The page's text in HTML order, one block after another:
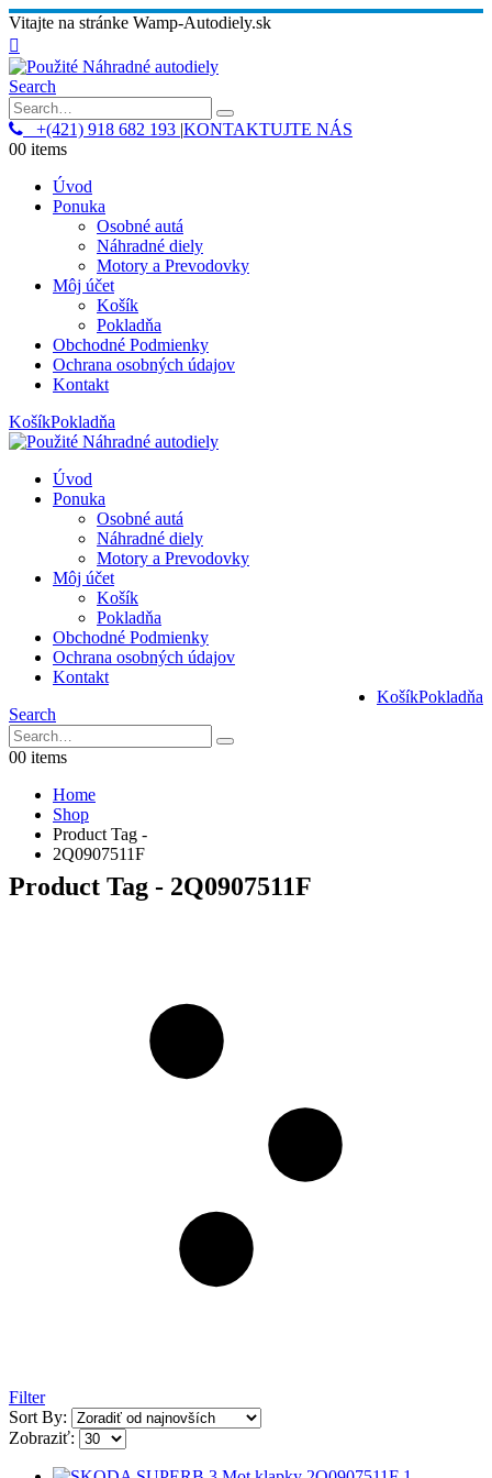
Vitajte na stránke Wamp-Autodiely.sk
Search
+(421) 918 682 193 |KONTAKTUJTE NÁS
00 items
Úvod
Ponuka
Osobné autá
Náhradné diely
Motory a Prevodovky
Môj účet
Košík
Pokladňa
Obchodné Podmienky
Ochrana osobných údajov
Kontakt
KošíkPokladňa
Úvod
Ponuka
Osobné autá
Náhradné diely
Motory a Prevodovky
Môj účet
Košík
Pokladňa
Obchodné Podmienky
Ochrana osobných údajov
Kontakt
KošíkPokladňa
Search
00 items
Home
Shop
Product Tag -
2Q0907511F
Product Tag - 2Q0907511F
Filter
Sort By:
Zobraziť: